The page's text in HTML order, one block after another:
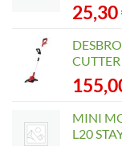
25,30
CUTTER
MINI
L20